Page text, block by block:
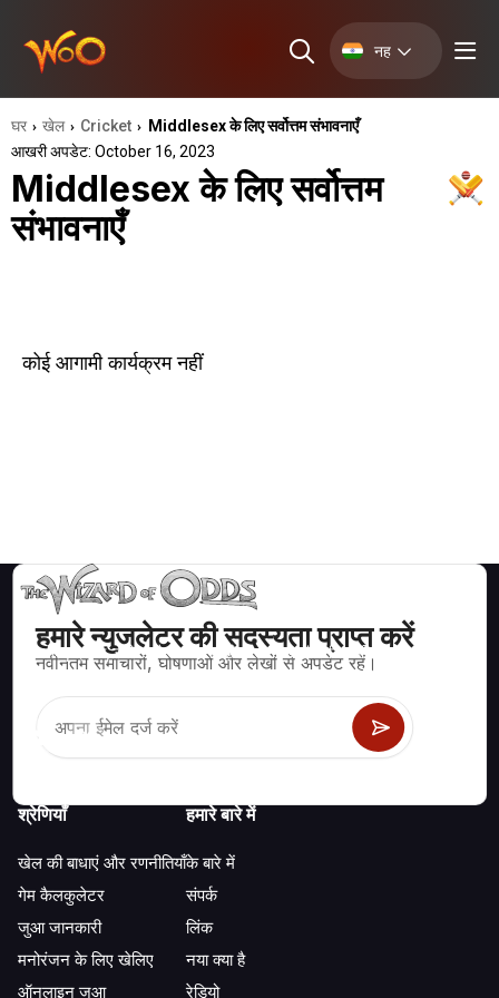
नह
घर › खेल › Cricket › Middlesex के लिए सर्वोत्तम संभावनाएँ
आखरी अपडेट: October 16, 2023
Middlesex के लिए सर्वोत्तम
संभावनाएँ
कोई आगामी कार्यक्रम नहीं
हमारे न्युजलेटर की सदस्यता प्राप्त करें
नवीनतम समाचारों, घोषणाओं और लेखों से अपडेट रहें।
ब्लैकजैक, क्रेप्स, रूलेट और अन्य सैकड़ों कैसीनो खेलों के लिए गणितीय रूप से सही
श्रेणियाँ
खेल की बाधाएं और रणनीतियाँ
गेम कैलकुलेटर
जुआ जानकारी
मनोरंजन के लिए खेलिए
ऑनलाइन जुआ
हमारे बारे में
के बारे में
संपर्क
लिंक
नया क्या है
रेडियो